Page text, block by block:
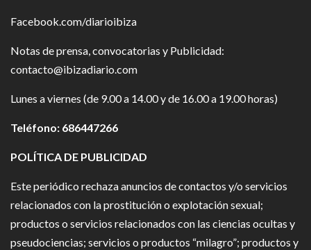
Facebook.com/diarioibiza
Notas de prensa, convocatorias y Publicidad:
contacto@ibizadiario.com
Lunes a viernes (de 9.00 a 14.00 y de 16.00 a 19.00 horas)
Teléfono: 686447266
POLÍTICA DE PUBLICIDAD
Este periódico rechaza anuncios de contactos y/o servicios
relacionados con la prostitución o explotación sexual;
productos o servicios relacionados con las ciencias ocultas y
pseudociencias; servicios o productos “milagro”; productos y